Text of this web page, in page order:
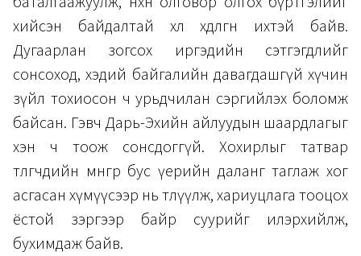
хийсэн байдалтай хөл хөдөлгөөн ихтэй байв.
Дугаарлан зогсох иргэдийн сэтгэгдлийг
сонсоход, хэдий байгалийн давагдашгүй хүчин
зүйл тохиосон ч урьдчилан сэргийлэх боломж
байсан. Гэвч Дарь-Эхийн айлуудын шаардлагыг
хэн ч тоож сонсдоггүй. Хохирлыг татвар
төлөгчдийн мөнгөөр бус үерийн даланг таглаж хог
асгасан хүмүүсээр нь төлүүлж, хариуцлага тооцох
ёстой зэргээр байр суурийг илэрхийлж,
бухимдаж байв.